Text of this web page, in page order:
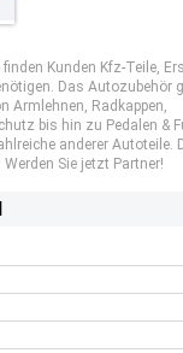
finden Kunden Kfz-Teile,
Das Autozubehör
Armlehnen, Radkappen,
bis hin zu Pedalen &
anderer Autoteile.
Sie jetzt Partner!